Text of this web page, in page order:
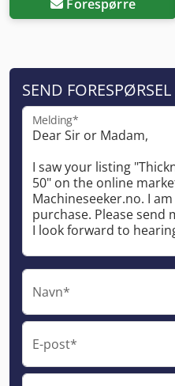
Forespørre
SEND FORESPØRSEL
Melding*
Navn*
E-post*